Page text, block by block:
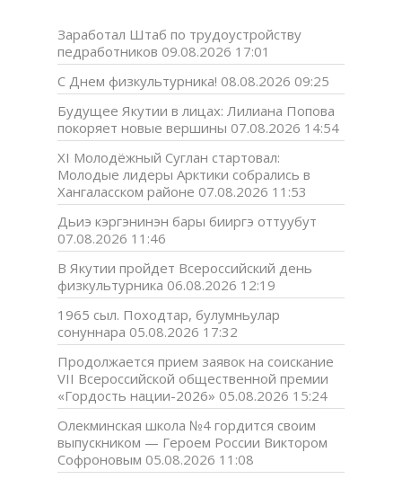
Заработал Штаб по трудоустройству
педработников 09.08.2026 17:01
С Днем физкультурника! 08.08.2026 09:25
Будущее Якутии в лицах: Лилиана Попова
покоряет новые вершины 07.08.2026 14:54
XI Молодёжный Суглан стартовал:
Молодые лидеры Арктики собрались в
Хангаласском районе 07.08.2026 11:53
Дьиэ кэргэнинэн бары бииргэ оттуубут
07.08.2026 11:46
В Якутии пройдет Всероссийский день
физкультурника 06.08.2026 12:19
1965 сыл. Походтар, булумньулар
сонуннара 05.08.2026 17:32
Продолжается прием заявок на соискание
VII Всероссийской общественной премии
«Гордость нации-2026» 05.08.2026 15:24
Олекминская школа №4 гордится своим
выпускником — Героем России Виктором
Софроновым 05.08.2026 11:08